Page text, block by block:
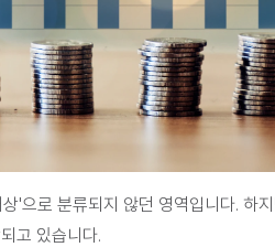
'으로 분류되지 않던 영역입니다. 하
고 있습니다.